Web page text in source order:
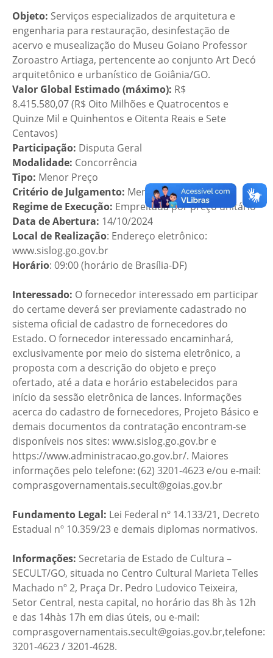
Objeto: Serviços especializados de arquitetura e
engenharia para restauração, desinfestação de
acervo e musealização do Museu Goiano Professor
Zoroastro Artiaga, pertencente ao conjunto Art Decó
arquitetônico e urbanístico de Goiânia/GO.
Valor Global Estimado (máximo): R$
8.415.580,07 (R$ Oito Milhões e Quatrocentos e
Quinze Mil e Quinhentos e Oitenta Reais e Sete
Centavos)
Participação: Disputa Geral
Modalidade: Concorrência
Tipo: Menor Preço
Critério de Julgamento: Menor Preço por Lote
Regime de Execução: Empreitada por preço unitário
Data de Abertura: 14/10/2024
Local de Realização: Endereço eletrônico:
www.sislog.go.gov.br
Horário: 09:00 (horário de Brasília-DF)
Interessado: O fornecedor interessado em participar
do certame deverá ser previamente cadastrado no
sistema oficial de cadastro de fornecedores do
Estado. O fornecedor interessado encaminhará,
exclusivamente por meio do sistema eletrônico, a
proposta com a descrição do objeto e preço
ofertado, até a data e horário estabelecidos para
início da sessão eletrônica de lances. Informações
acerca do cadastro de fornecedores, Projeto Básico e
demais documentos da contratação encontram-se
disponíveis nos sites: www.sislog.go.gov.br e
https://www.administracao.go.gov.br/. Maiores
informações pelo telefone: (62) 3201-4623 e/ou e-mail:
comprasgovernamentais.secult@goias.gov.br
Fundamento Legal: Lei Federal nº 14.133/21, Decreto
Estadual nº 10.359/23 e demais diplomas normativos.
Informações: Secretaria de Estado de Cultura –
SECULT/GO, situada no Centro Cultural Marieta Telles
Machado nº 2, Praça Dr. Pedro Ludovico Teixeira,
Setor Central, nesta capital, no horário das 8h às 12h
e das 14hàs 17h em dias úteis, ou e-mail:
comprasgovernamentais.secult@goias.gov.br,telefone:
3201-4623 / 3201-4628.